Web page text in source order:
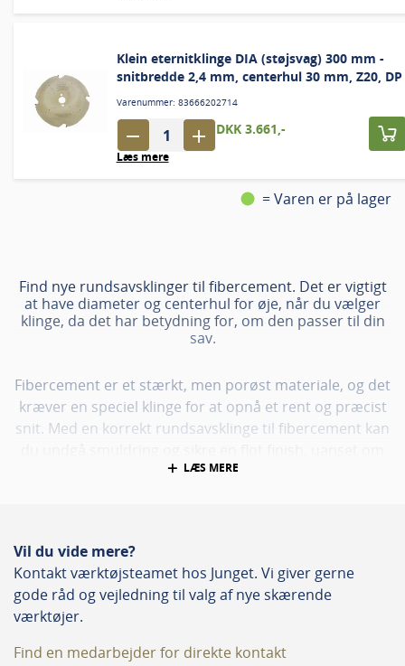
Klein eternitklinge DIA (støjsvag) 300 mm -
snitbredde 2,4 mm, centerhul 30 mm, Z20, DP
Varenummer: 83666202714
DKK 3.661,-
Læs mere
= Varen er på lager
Find nye rundsavsklinger til fibercement. Det er vigtigt
at have diameter og centerhul for øje, når du vælger
klinge, da det har betydning for, om den passer til din
sav.
Fibercement er et stærkt, men porøst materiale, og det
kræver en speciel klinge for at opnå et rent og præcist
snit. Med en korrekt rundsavsklinge til fibercement kan
du arbejder med tagplader, facadeplader eller andre
er at tage hensyn til klingens diameter og centerhul, da
dette skal matche din sav for at opnå optimale
resultater. Vi tilbyder forskellige savklinger til
fibercement, som er nøje udvalgt for deres kvalitet og
LÆS MERE
Vil du vide mere?
Kontakt værktøjsteamet hos Junget. Vi giver gerne
gode råd og vejledning til valg af nye skærende
værktøjer.
Find en medarbejder for direkte kontakt